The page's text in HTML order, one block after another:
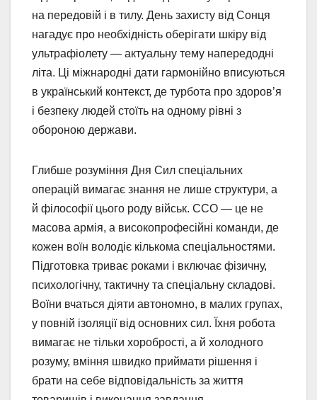
на передовій і в тилу. День захисту від Сонця
нагадує про необхідність оберігати шкіру від
ультрафіолету — актуальну тему напередодні
літа. Ці міжнародні дати гармонійно вписуються
в український контекст, де турбота про здоров’я
і безпеку людей стоїть на одному рівні з
обороною держави.
Глибше розуміння Дня Сил спеціальних
операцій вимагає знання не лише структури, а
й філософії цього роду військ. ССО — це не
масова армія, а високопрофесійні команди, де
кожен воїн володіє кількома спеціальностями.
Підготовка триває роками і включає фізичну,
психологічну, тактичну та спеціальну складові.
Воїни вчаться діяти автономно, в малих групах,
у повній ізоляції від основних сил. Їхня робота
вимагає не тільки хоробрості, а й холодного
розуму, вміння швидко приймати рішення і
брати на себе відповідальність за життя